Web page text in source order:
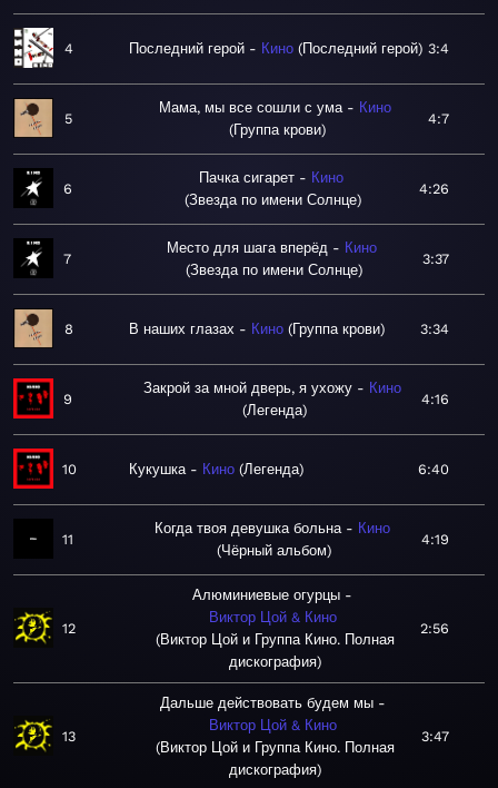
4 Последний герой Кино Последний герой 3:4
5
Мама, мы все сошли с ума
Кино
Группа крови
4:7
6
Пачка сигарет
Кино
Звезда по имени Солнце
4:26
7
Место для шага вперёд
Кино
Звезда по имени Солнце
3:37
8 В наших глазах Кино Группа крови 3:34
9
Закрой за мной дверь, я ухожу
Кино
Легенда
4:16
10 Кукушка Кино Легенда 6:40
11
Когда твоя девушка больна
Кино
Чёрный альбом
4:19
12
Алюминиевые огурцы
Виктор Цой & Кино
Виктор Цой и Группа Кино. Полная
дискография
2:56
13
Дальше действовать будем мы
Виктор Цой & Кино
Виктор Цой и Группа Кино. Полная
дискография
3:47